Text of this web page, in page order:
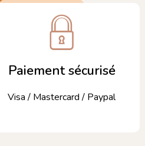
Paiement sécurisé
Visa / Mastercard / Paypal